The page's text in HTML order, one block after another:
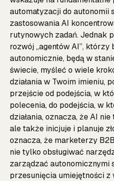
automatyzacji do autonomii
zastosowania AI
rutynowych zadań. Jednak
rozwój „agentów AI”, którzy
autonomicznie, będą w
świecie, myśleć o wiele
działania w Twoim imieniu,
przejście od podejścia, w
polecenia, do podejścia, w
działania, oznacza, że AI
ale także inicjuje i planuje
oznacza, że marketerzy
nie tylko obsługiwać
zarządzać autonomicznymi
przesunięcia umiejętności z